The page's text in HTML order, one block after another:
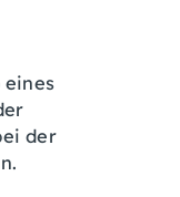
eines
der